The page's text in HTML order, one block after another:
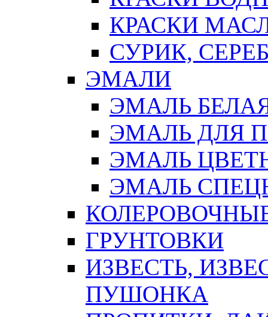
КРАСКИ
СУРИК,
ЭМАЛИ
ЭМАЛЬ
ЭМАЛЬ ДЛЯ
ЭМАЛЬ
ЭМАЛЬ
ГРУНТОВКИ
ИЗВЕСТЬ,
ПУШОНКА